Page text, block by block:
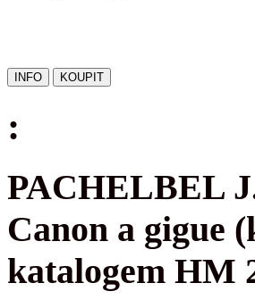
:
PACHELBEL
Canon a gigue
katalogem HM